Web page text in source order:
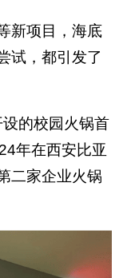
新项目，海底
试，都引发了
的校园火锅首
年在西安比亚
二家企业火锅